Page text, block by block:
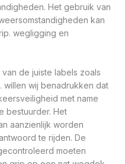
Het gebruik van
kan
wegligging en
de juiste labels zoals
wij benadrukken dat
met name
bestuurder. Het
aanzienlijk worden
te rijden. De
moeten